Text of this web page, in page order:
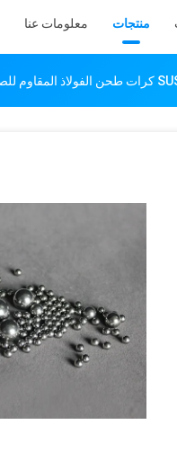
منتجات معلومات عنا